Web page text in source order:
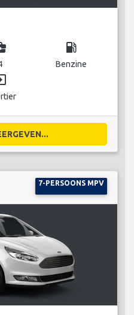
local_gas_station
Benzine
7-PERSOONS MPV